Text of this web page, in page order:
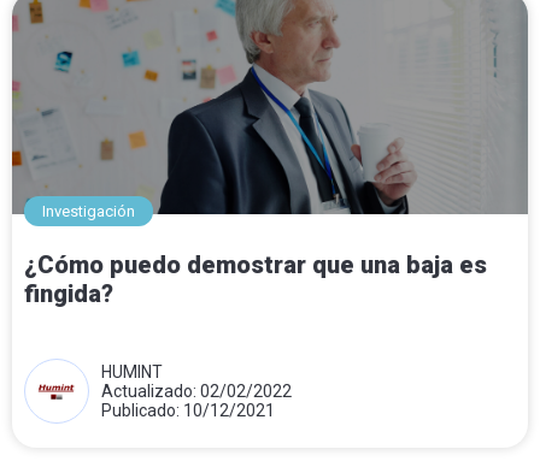
Investigación
¿Cómo puedo demostrar que una baja es
fingida?
HUMINT
Actualizado: 02/02/2022
Publicado: 10/12/2021